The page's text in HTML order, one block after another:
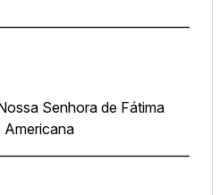
Senhora de Fátima
Americana